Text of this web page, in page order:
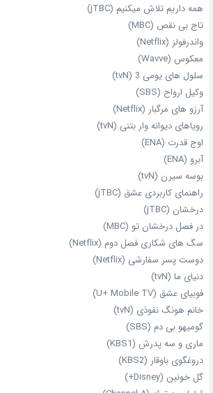
همه داریم تلاش میکنیم (jTBC)
تاج بی‌ نقص (MBC)
واندرفولز (Netflix)
معکوس (Wavve)
سلول های یومی 3 (tvN)
وکیل ارواح (SBS)
آرزو های مرگبار (Netflix)
رویاهای دیوانه‌ وار بتنی (tvN)
اوج قدرت (ENA)
آبرو (ENA)
بوسه سیرن (tvN)
راهنمای کاربردی عشق (jTBC)
درخشان (jTBC)
در فصل درخشان تو (MBC)
سگ های شکاری فصل دوم (Netflix)
دوست‌ پسر سفارشی (Netflix)
دنیای ما (tvN)
فوبیای عشق (U+ Mobile TV)
خانم هونگ نفوذی (tvN)
گومیهو بی دم (SBS)
ماری و سه پدرش (KBS1)
دروغگوی باوقار (KBS2)
گل خونین (Disney+)